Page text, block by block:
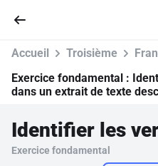
Parcourir
Accueil Troisième
Exercice fondamental :
dans un extrait de texte
Exercice fondamental